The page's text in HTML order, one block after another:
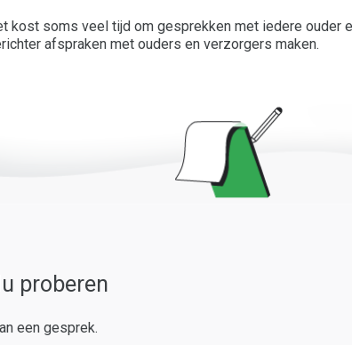
kost soms veel tijd om gesprekken met iedere ouder
afspraken met ouders en verzorgers maken.
proberen
een gesprek.